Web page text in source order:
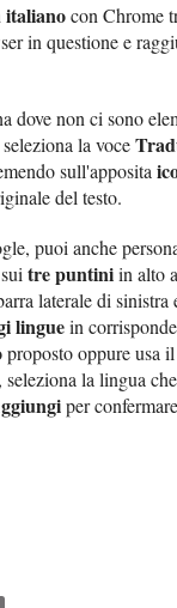
italianocon Chrome
in questione e
dove non ci sono
la voce
sull'apposita
del testo.
puoi anche
tre puntiniin alto
laterale di sinistra
linguein
proposto oppure usa
, seleziona la lingua
per